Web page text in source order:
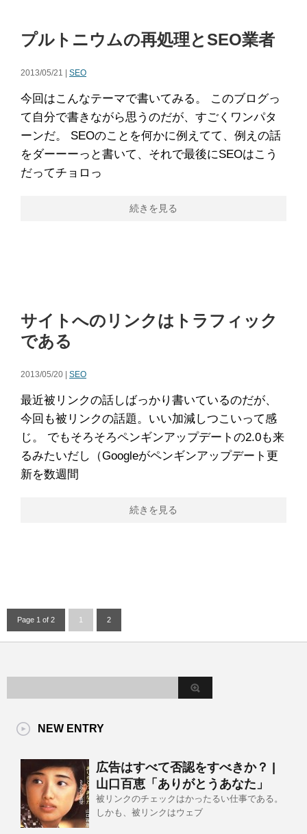
プルトニウムの再処理とSEO業者
2013/05/21 | SEO
今回はこんなテーマで書いてみる。 このブログっ
て自分で書きながら思うのだが、すごくワンパタ
ーンだ。 SEOのことを何かに例えてて、例えの話
をダーーーっと書いて、それで最後にSEOはこう
だってチョロっ
続きを見る
サイトへのリンクはトラフィック
である
2013/05/20 | SEO
最近被リンクの話しばっかり書いているのだが、
今回も被リンクの話題。いい加減しつこいって感
じ。 でもそろそろペンギンアップデートの2.0も来
るみたいだし（Googleがペンギンアップデート更
新を数週間
続きを見る
Page 1 of 2 1 2
NEW ENTRY
広告はすべて否認をすべきか？ |
山口百恵「ありがとうあなた」
被リンクのチェックはかったるい仕事である。
しかも、被リンクはウェブ